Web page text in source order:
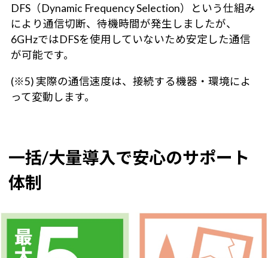
DFS（Dynamic Frequency Selection）という仕組み
により通信切断、待機時間が発生しましたが、
6GHzではDFSを使用していないため安定した通信
が可能です。
(※5) 実際の通信速度は、接続する機器・環境によ
って変動します。
一括/大量導入で安心のサポート
体制